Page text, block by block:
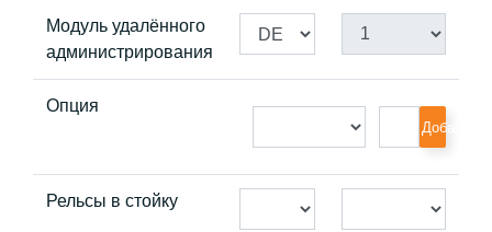
Модуль удалённого
администрирования
Опция
Добавить
Рельсы в стойку